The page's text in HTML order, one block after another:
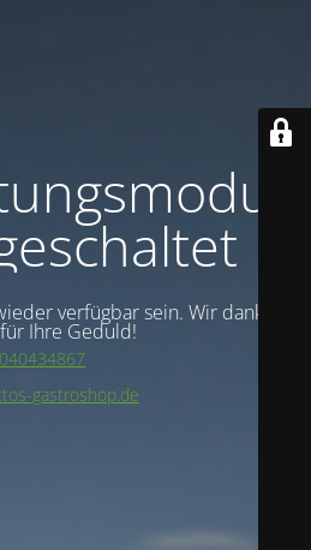
verfügbar sein. Wir danken
Ihre Geduld!
040434867
gastroshop.de